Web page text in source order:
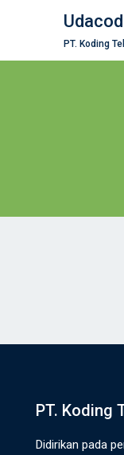
PT. Koding
PT. Koding
Didirikan pada